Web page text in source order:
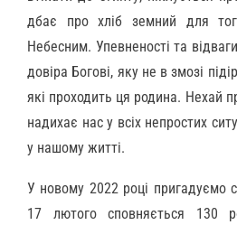
дбає про хліб земний для
Небесним. Упевненості та
довіра Богові, яку не в змозі
які проходить ця родина. Нехай
надихає нас у всіх непростих
у нашому житті.
У новому 2022 році пригадуємо
17 лютого сповняється 130